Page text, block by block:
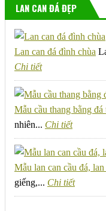
LAN CAN ĐÁ ĐẸP
Lan can đá đình chùa
Chi tiết
Mẫu cầu thang bằng đá
nhiên... Chi tiết
Mẫu lan can cầu đá,
giếng,... Chi tiết